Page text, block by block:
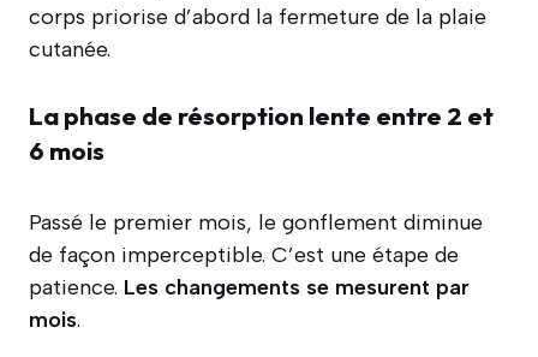
corps priorise d’abord la fermeture de la plaie
cutanée.
La phase de résorption lente entre 2 et
6 mois
Passé le premier mois, le gonflement diminue
de façon imperceptible. C’est une étape de
patience. Les changements se mesurent par
mois.